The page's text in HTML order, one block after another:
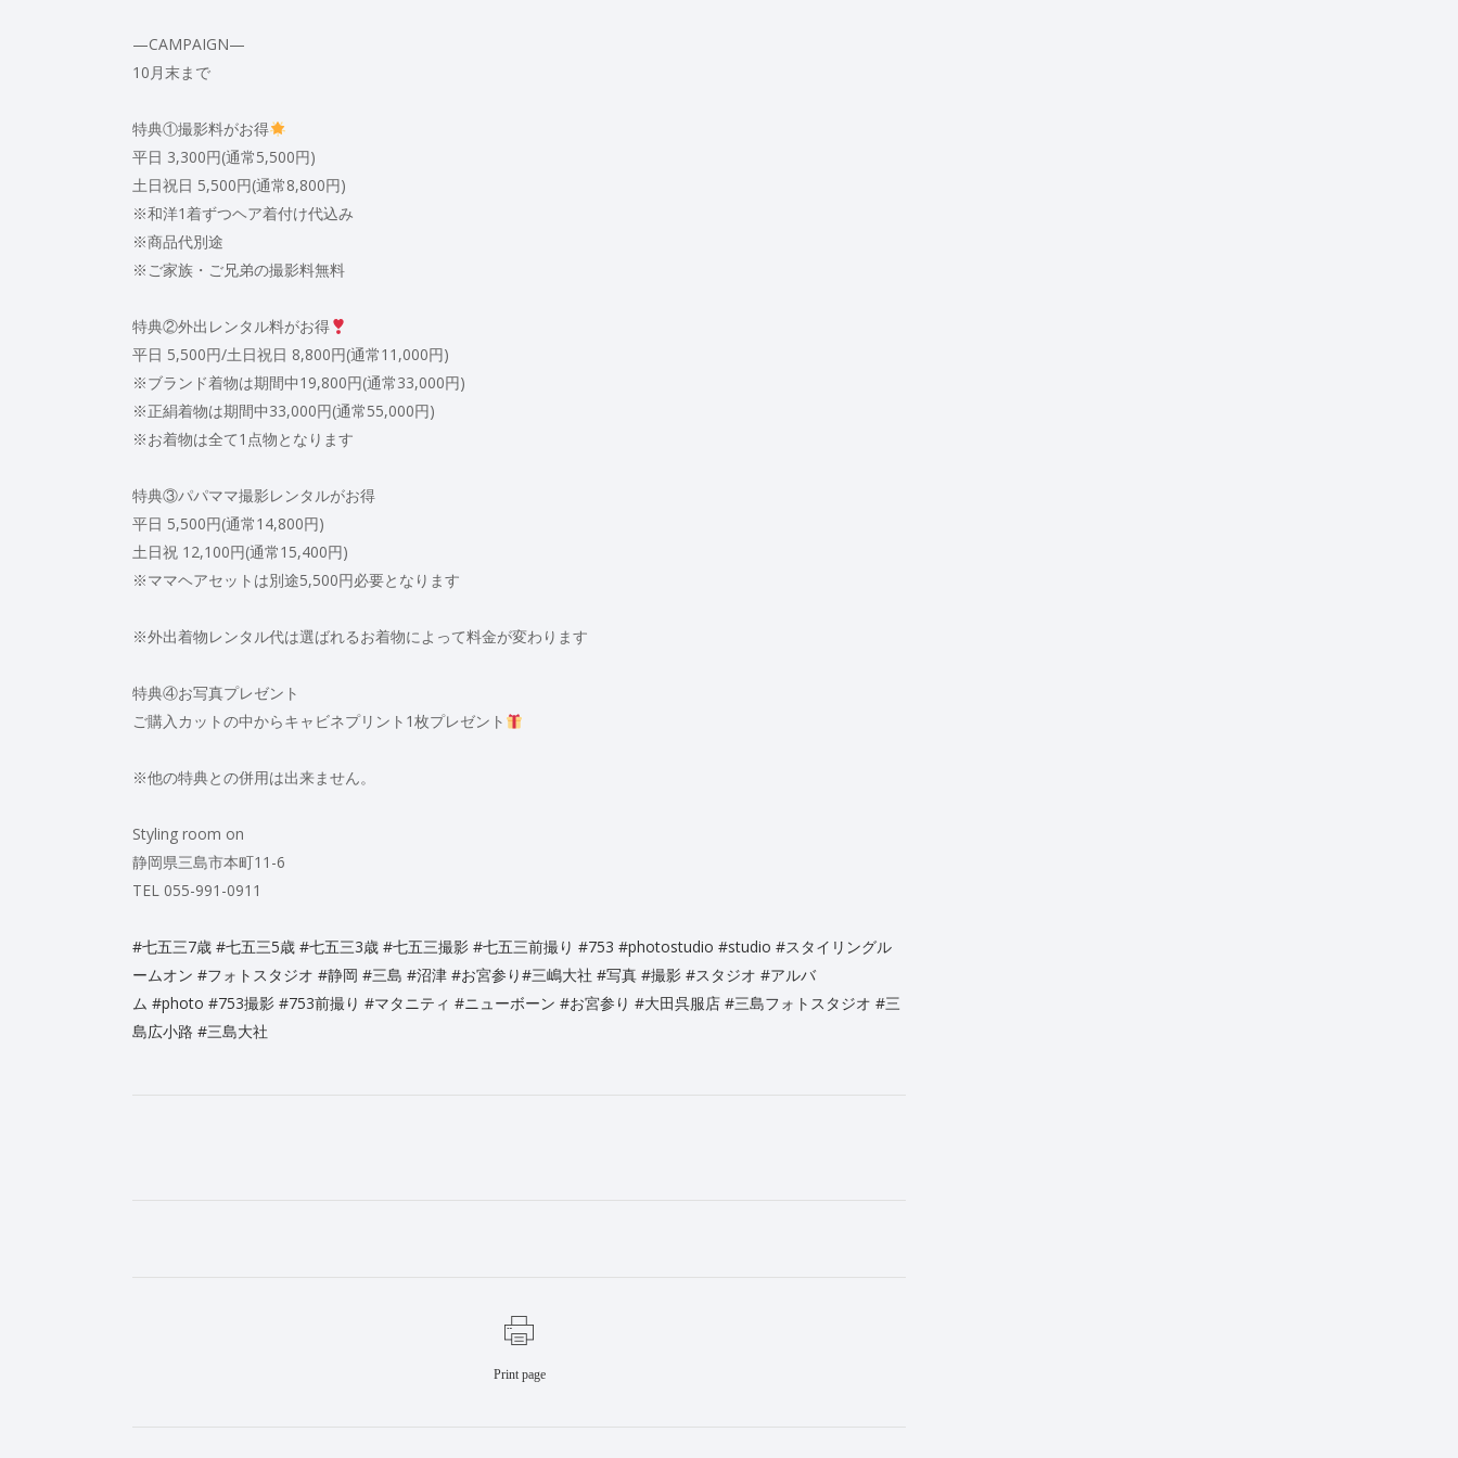
—CAMPAIGN—
10月末まで
特典①撮影料がお得
平日 3,300円(通常5,500円)
土日祝日 5,500円(通常8,800円)
※和洋1着ずつヘア着付け代込み
※商品代別途
※ご家族・ご兄弟の撮影料無料
特典②外出レンタル料がお得
平日 5,500円/土日祝日 8,800円(通常11,000円)
※ブランド着物は期間中19,800円(通常33,000円)
※正絹着物は期間中33,000円(通常55,000円)
※お着物は全て1点物となります
特典③パパママ撮影レンタルがお得
平日 5,500円(通常14,800円)
土日祝 12,100円(通常15,400円)
※ママヘアセットは別途5,500円必要となります
※外出着物レンタル代は選ばれるお着物によって料金が変わります
特典④お写真プレゼント
ご購入カットの中からキャビネプリント1枚プレゼント
※他の特典との併用は出来ません。
Styling room on
静岡県三島市本町11-6
TEL 055-991-0911
#七五三7歳 #七五三5歳 #七五三3歳 #七五三撮影 #七五三前撮り #753 #photostudio #studio #スタイリングル
ームオン #フォトスタジオ #静岡 #三島 #沼津 #お宮参り#三嶋大社 #写真 #撮影 #スタジオ #アルバ
ム #photo #753撮影 #753前撮り #マタニティ #ニューボーン #お宮参り #大田呉服店 #三島フォトスタジオ #三
島広小路 #三島大社
Print page